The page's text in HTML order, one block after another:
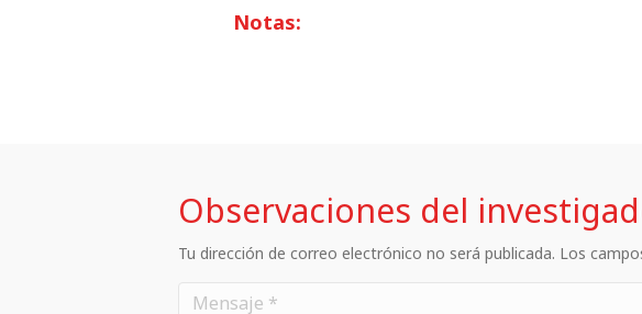
Notas:
Observaciones del
Tu dirección de correo electrónico no será publicada. Los